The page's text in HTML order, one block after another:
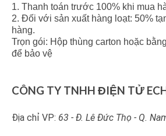
1. Thanh toán trước 100% khi mua
2. Đối với sản xuất hàng loạt: 50%
hàng.
Trọn gói: Hộp thùng carton hoặc
để bảo vệ
CÔNG TY TNHH ĐIỆN TỬ
Địa chỉ VP: 63 - Đ. Lê Đức Thọ - Q.